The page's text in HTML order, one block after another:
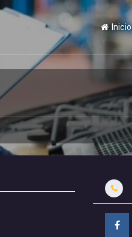
Inicio